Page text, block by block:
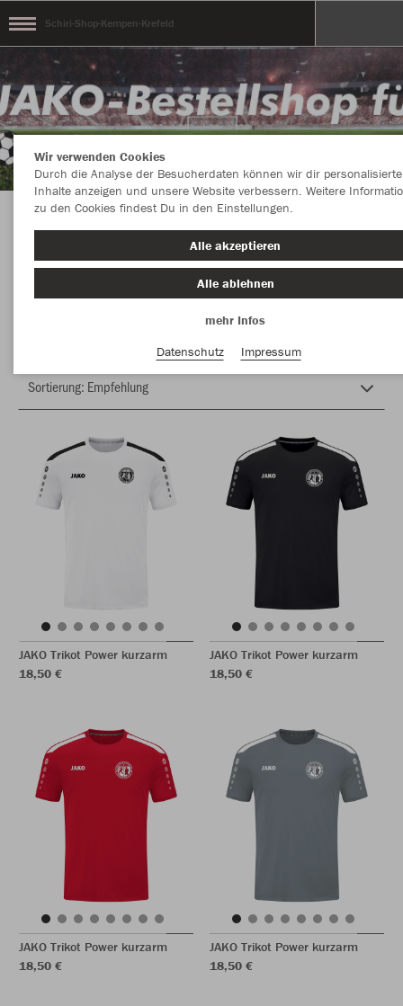
Schiri-Shop-Kempen-Krefeld
JAKO Shop Schiedsrichter Kempen-Krefeld
Farbe
JAKO Trikot Power kurzarm
18,50 €
JAKO Trikot Power kurzarm
18,50 €
JAKO Trikot Power kurzarm
18,50 €
JAKO Trikot Power kurzarm
18,50 €
Wir verwenden Cookies
Durch die Analyse der Besucherdaten können wir dir personalisierte
Inhalte anzeigen und unsere Website verbessern. Weitere
zu den Cookies findest Du in den Einstellungen.
Alle akzeptieren
Alle ablehnen
mehr Infos
Datenschutz
Impressum